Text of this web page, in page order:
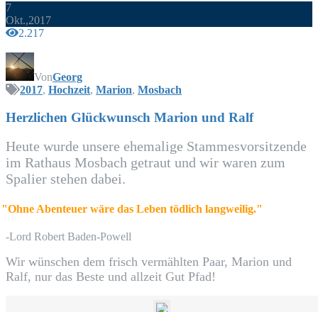
7
Okt.,2017
2.217
VonGeorg
2017, Hochzeit, Marion, Mosbach
Herz­li­chen Glück­wunsch Mari­on und Ralf
Heu­te wur­de unse­re ehe­ma­li­ge Stam­mes­vor­sit­zen­de
im Rat­haus Mos­bach getraut und wir waren zum
Spa­lier ste­hen dabei.
"Ohne Aben­teu­er wäre das Leben töd­lich langweilig."
-Lord Robert Baden-Powell
Wir wün­schen dem frisch ver­mähl­ten Paar, Mari­on und
Ralf, nur das Bes­te und all­zeit Gut Pfad!